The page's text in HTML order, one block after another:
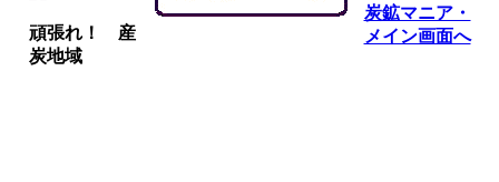
頑張れ！ 産
炭地域
炭鉱マニア・
メイン画面へ